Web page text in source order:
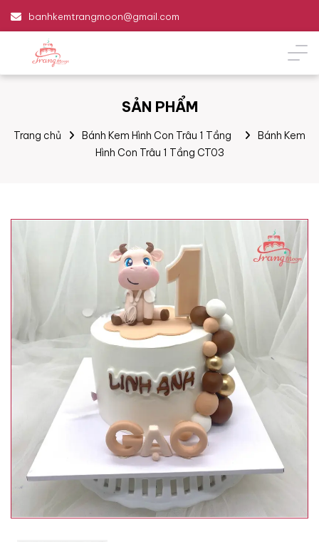
banhkemtrangmoon@gmail.com
SẢN PHẨM
Trang chủ Bánh Kem Hình Con Trâu 1 Tầng
Bánh Kem
Hình Con Trâu 1 Tầng CT03